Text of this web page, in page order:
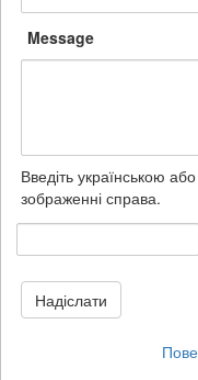
Message
Введіть українською
зображенні справа.
Надіслати